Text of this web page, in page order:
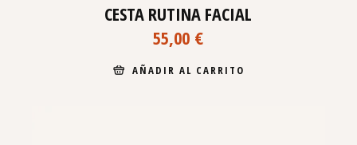
CESTA RUTINA FACIAL
55,00 €
AÑADIR AL CARRITO